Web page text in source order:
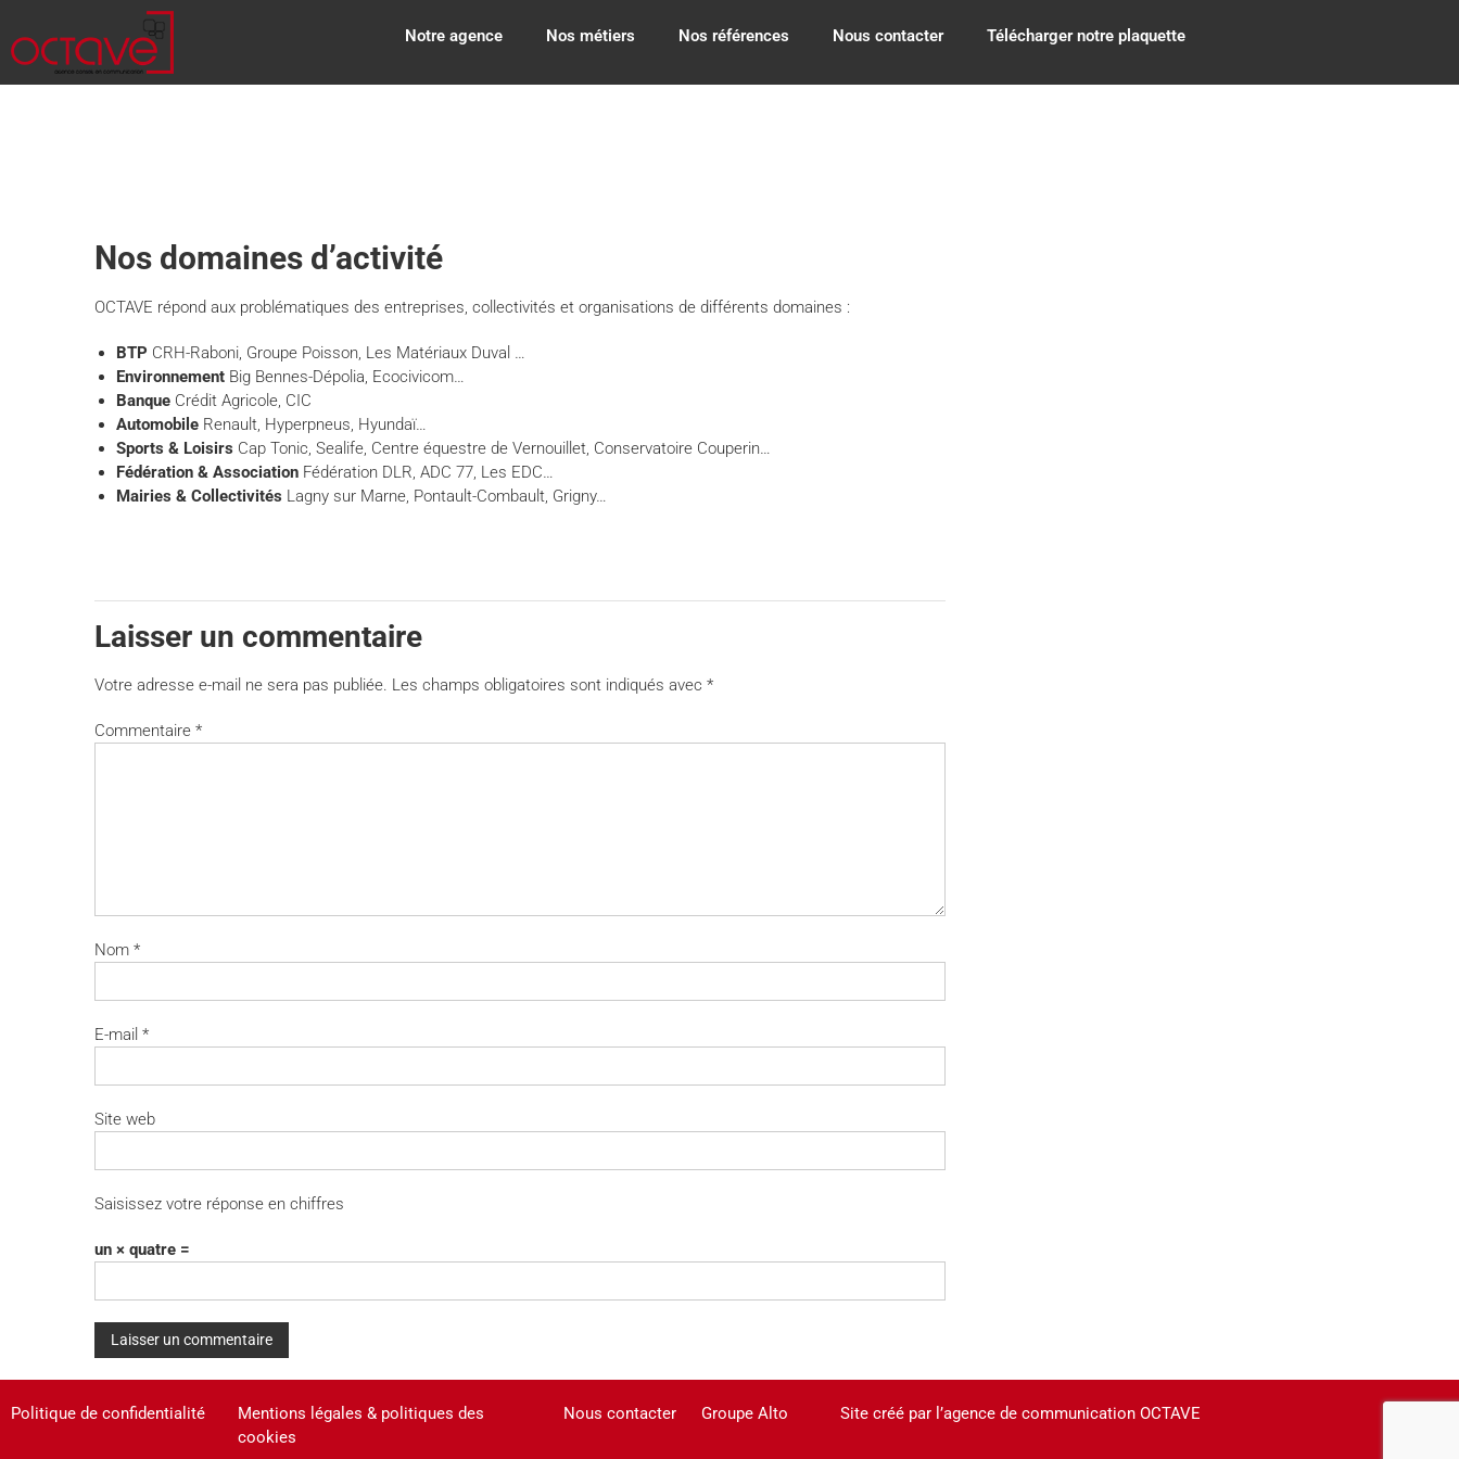
Notre agence Nos métiers Nos références Nous contacter Télécharger notre plaquette
Nos domaines d’activité
OCTAVE répond aux problématiques des entreprises, collectivités et organisations de différents domaines :
BTP CRH-Raboni, Groupe Poisson, Les Matériaux Duval …
Environnement Big Bennes-Dépolia, Ecocivicom…
Banque Crédit Agricole, CIC
Automobile Renault, Hyperpneus, Hyundaï…
Sports & Loisirs Cap Tonic, Sealife, Centre équestre de Vernouillet, Conservatoire Couperin…
Fédération & Association Fédération DLR, ADC 77, Les EDC…
Mairies & Collectivités Lagny sur Marne, Pontault-Combault, Grigny…
Laisser un commentaire
Votre adresse e-mail ne sera pas publiée. Les champs obligatoires sont indiqués avec *
Commentaire *
Nom *
E-mail *
Site web
Saisissez votre réponse en chiffres
un × quatre =
l
Politique de confidentialité
Mentions légales & politiques des
cookies
Nous contacter Groupe Alto Site créé par l’agence de communication OCTAVE